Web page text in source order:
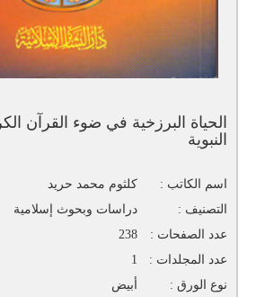
الحياة البرزخية في ضوء القرآن
النبوية
اسم الكاتب :
كلثوم محمد حريد
التصنيف :
دراسات وبحوث إسلامية
عدد الصفحات :
238
عدد المجلدات :
1
نوع الورق :
أبيض